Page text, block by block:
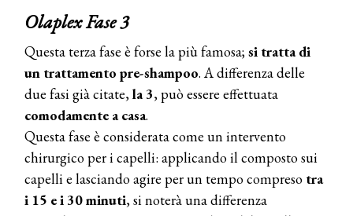
Olaplex Fase 3
Questa terza fase è forse la più famosa;si tratta di
un trattamento pre-shampoo. A differenza delle
due fasi già citate,la 3, può essere effettuata
comodamente a casa.
Questa fase è considerata come un intervento
chirurgico per i capelli: applicando il composto sui
capelli e lasciando agire per un tempo compreso tra
i 15 e i 30 minuti, si noterà una differenza